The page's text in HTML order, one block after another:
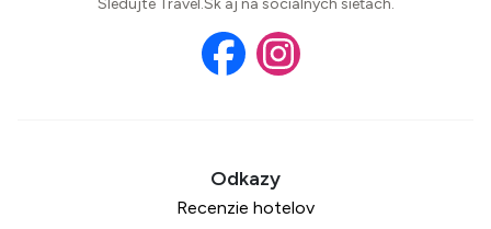
Sledujte Travel.Sk aj na sociálnych sieťach.
Recenzie hotelov